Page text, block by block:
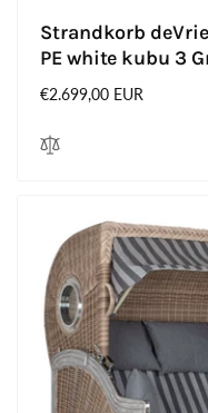
Strandkorb
PE white kubu 3
Normaler
€2.699,00 EUR